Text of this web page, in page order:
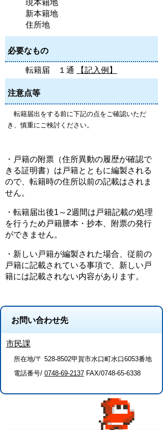
現本籍地
新本籍地
住所地
必要なもの
転籍届 １通 【記入例】
注意点等
転籍届出をする前に下記の点をご確認いただ
き、慎重にご検討ください。
・戸籍の附票（住所異動の履歴が確認で
きる証明書）は戸籍とともに編製される
ので、転籍時の住所以前の記載はされま
せん。
・転籍届出後1～2週間は戸籍記載の処理
を行うため戸籍謄本・抄本、附票の発行
ができません。
・新しい戸籍が編製された場合、従前の
戸籍に記載されている事項で、新しい戸
籍には記載されない内容があります。
お問い合わせ先
市民課
所在地/〒 528-8502甲賀市水口町水口6053番地
電話番号/ 0748-69-2137 FAX/0748-65-6338